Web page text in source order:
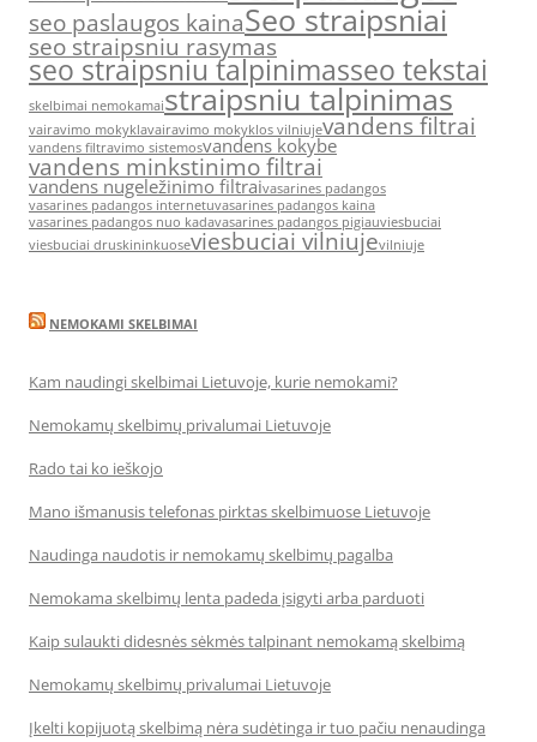
seo paslaugos kainaSeo straipsniai
seo straipsniu rasymas
seo straipsniu talpinimasseo tekstai
skelbimai nemokamaistraipsniu talpinimas
vairavimo mokyklavairavimo mokyklos vilniujevandens filtrai
vandens filtravimo sistemosvandens kokybe
vandens minkstinimo filtrai
vandens nugeležinimo filtraivasarines padangos
vasarines padangos internetuvasarines padangos kaina
vasarines padangos nuo kadavasarines padangos pigiauviesbuciai
viesbuciai druskininkuoseviesbuciai vilniujevilniuje
NEMOKAMI SKELBIMAI
Kam naudingi skelbimai Lietuvoje, kurie nemokami?
Nemokamų skelbimų privalumai Lietuvoje
Rado tai ko ieškojo
Mano išmanusis telefonas pirktas skelbimuose Lietuvoje
Naudinga naudotis ir nemokamų skelbimų pagalba
Nemokama skelbimų lenta padeda įsigyti arba parduoti
Kaip sulaukti didesnės sėkmės talpinant nemokamą skelbimą
Nemokamų skelbimų privalumai Lietuvoje
Įkelti kopijuotą skelbimą nėra sudėtinga ir tuo pačiu nenaudinga